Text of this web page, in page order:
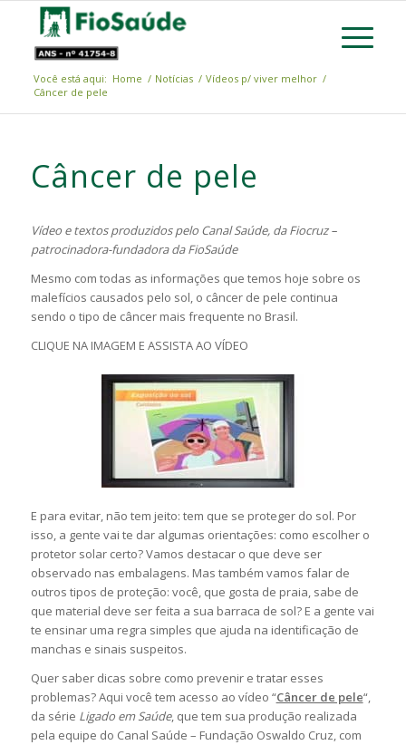
Você está aqui: Home / Notícias / Vídeos p/ viver melhor /
Câncer de pele
Câncer de pele
Vídeo e textos produzidos pelo Canal Saúde, da Fiocruz –
patrocinadora-fundadora da FioSaúde
Mesmo com todas as informações que temos hoje sobre os
malefícios causados pelo sol, o câncer de pele continua
sendo o tipo de câncer mais frequente no Brasil.
CLIQUE NA IMAGEM E ASSISTA AO VÍDEO
E para evitar, não tem jeito: tem que se proteger do sol. Por
isso, a gente vai te dar algumas orientações: como escolher o
protetor solar certo? Vamos destacar o que deve ser
observado nas embalagens. Mas também vamos falar de
outros tipos de proteção: você, que gosta de praia, sabe de
que material deve ser feita a sua barraca de sol? E a gente vai
te ensinar uma regra simples que ajuda na identificação de
manchas e sinais suspeitos.
Quer saber dicas sobre como prevenir e tratar esses
problemas? Aqui você tem acesso ao vídeo “Câncer de pele“,
da série Ligado em Saúde, que tem sua produção realizada
pela equipe do Canal Saúde – Fundação Oswaldo Cruz, com